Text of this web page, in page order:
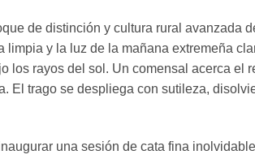
de distinción y cultura rural avanzada
y la luz de la mañana extremeña
los rayos del sol. Un comensal acerca el
El trago se despliega con sutileza,
una sesión de cata fina